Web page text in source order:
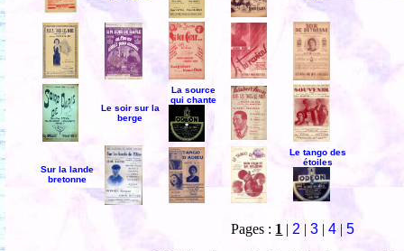
Le soir sur la
berge
La source
qui chante
Sur la lande
bretonne
Le tango des
étoiles
Pages : 1 | 2 |3 |4 |5